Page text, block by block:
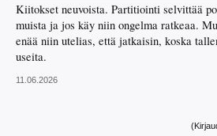
Kiitokset neuvoista. Partitiointi selvittää
muista ja jos käy niin ongelma ratkeaa.
enää niin utelias, että jatkaisin, koska
useita.
11.06.2026